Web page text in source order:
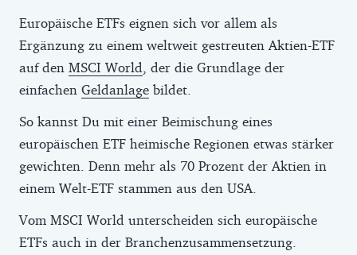
Europäische ETFs eignen sich vor allem als
Ergänzung zu einem weltweit gestreuten Aktien-ETF
auf den MSCI World , der die Grundlage der
einfachen Geldanlage bildet.
So kannst Du mit einer Beimischung eines
europäischen ETF heimische Regionen etwas stärker
gewichten. Denn mehr als 70 Prozent der Aktien in
einem Welt-ETF stammen aus den USA.
Vom MSCI World unterscheiden sich europäische
ETFs auch in der Branchenzusammensetzung.